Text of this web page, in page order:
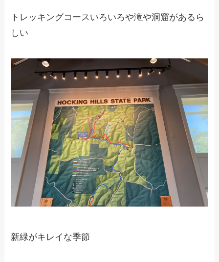
トレッキングコースいろいろや滝や洞窟があるら
しい
新緑がキレイな季節